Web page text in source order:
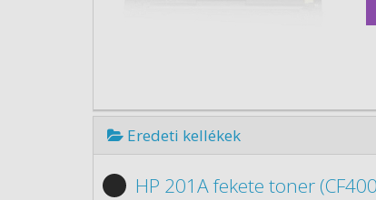
Eredeti kellékek
HP 201A fekete toner